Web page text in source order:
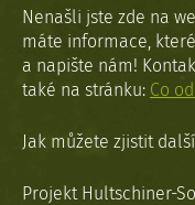
Nenašli jste zde na
máte informace,
a napište nám!
také na stránku: Co
Jak můžete zjistit
Projekt Hultschiner-